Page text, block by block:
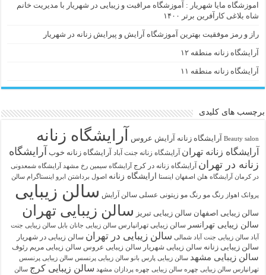
اموزشگاه مایا شهریار : آموزشگاه مراقبت و زیبایی در شهریار با مدیریت خانم
شاه بلاغی کارآفرین برتر ۱۴۰۰
راز و رمز موفقیت بهترین آموزشگاه آرایش و پیرایش زنانه در شهریار
آرایشگاه زنانه منطقه ۱۲
آرایشگاه زنانه منطقه ۱۱
برچسب های کلیدی
Beauty salon آرايشگاه زنانه آرایش عروس آرایشگاه زنانه
آرایشگاه زنانه تهران آرایشگاه زنانه جنت آباد آرایشگاه زنانه خوب آرایشگاه
زنانه در تهران آرایشگاه زنانه در کرج آرایشگاه سیمین رخ مشهد آرایشگاه شمعدونی
در کرمان آرایشگاه هلن اصفهان اینستا ارایشگاه زنانه اصول برداشتن ابرو اینستاگرام سالن
پروانک اهواز رنگ مو رنگ مو زیتونی عسلی سالن آرایش سالن زیبایی
سالن زیبایی اصفهان سالن زیبایی تبریز سالن زیبایی تهران
سالن زیبایی تهرانسر سالن زیبایی تهرانپارس سالن زیبایی جانان بابل سالن زیبایی جنت
آباد سالن زیبایی جنت آباد شمالی سالن زیبایی در تهران سالن زیبایی در شهریار
سالن زیبایی زنانه سالن زیبایی شهریار سالن زیبایی عروس سالن زیبایی مریم رئوف
سالن زیبایی مشهد سالن زیبایی پارس بانو سالن زیبایی پرنسس سالن زیبایی پرنسس
تهرانپارس سالن زیبایی چهره سالن زیبایی چهره پردازان مشهد سالن زیبایی کرج سالن